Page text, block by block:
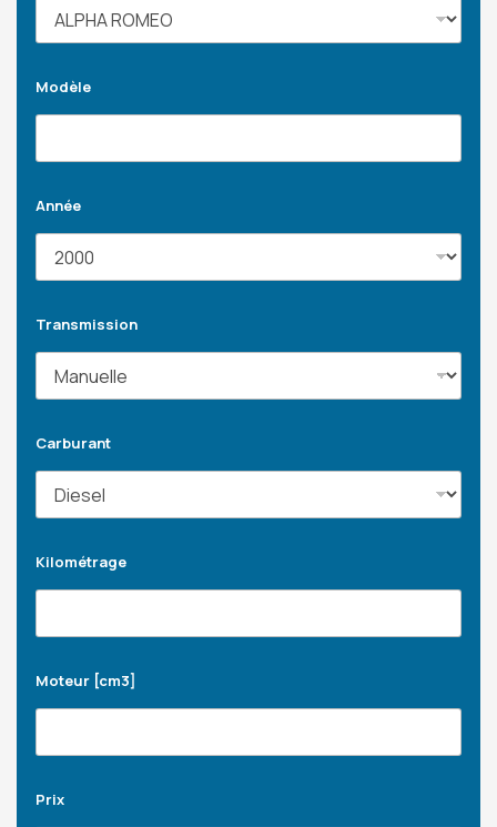
Modèle
Année
Transmission
Carburant
Kilométrage
Moteur [cm3]
Prix